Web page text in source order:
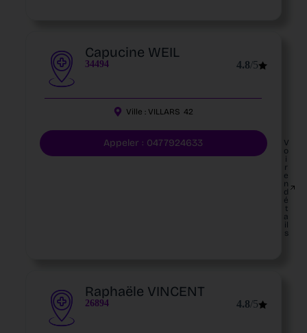
Capucine WEIL
34494 4.8/5
Ville : VILLARS 42
Appeler : 0477924633
V
o
i
r
e
n
d
é
t
a
il
s
Raphaële VINCENT
26894 4.8/5